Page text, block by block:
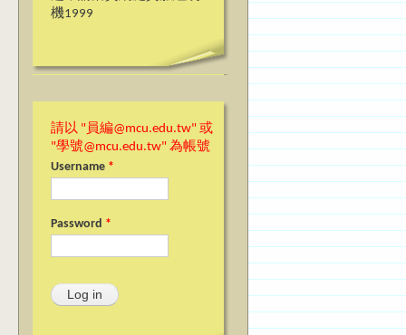
機1999
請以 "員編@mcu.edu.tw" 或
"學號@mcu.edu.tw" 為帳號
Username *
Password *